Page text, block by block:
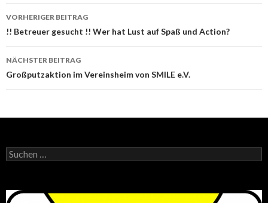
Beitrags-
Navigation
VORHERIGER BEITRAG
!! Betreuer gesucht !! Wer hat Lust auf Spaß und Action?
NÄCHSTER BEITRAG
Großputzaktion im Vereinsheim von SMILE e.V.
Suchen
nach: